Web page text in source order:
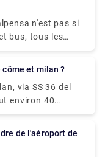
n'est pas si
bus, tous les
Un service de
de Milan
circule
Bien que le
à l'aéroport
l'aéroport. La
aérien à
côme et milan ?
via SS 36 del
environ 40
lac de Côme
par Trenitalia